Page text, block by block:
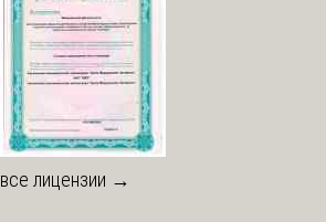
все лицензии →